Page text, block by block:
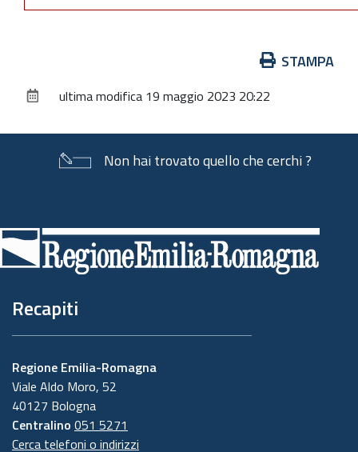
documento
STAMPA
ultima modifica 19 maggio 2023 20:22
Non hai trovato quello che cerchi ?
di
pagina
Recapiti
Regione Emilia-Romagna
Viale Aldo Moro, 52
40127 Bologna
Centralino 051 5271
Cerca telefoni o indirizzi